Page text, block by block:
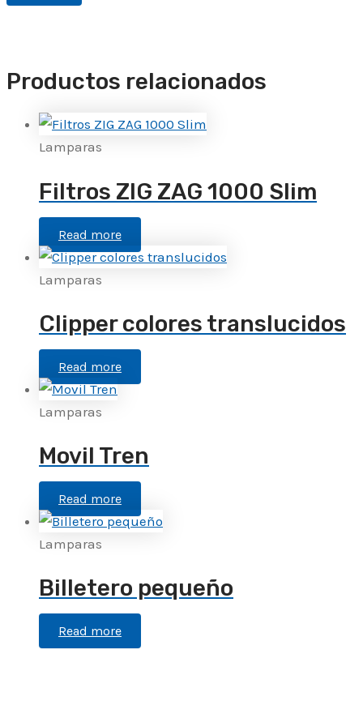
Productos relacionados
Lamparas
Filtros ZIG ZAG 1000 Slim
Read more
Lamparas
Clipper colores translucidos
Read more
Lamparas
Movil Tren
Read more
Lamparas
Billetero pequeño
Read more